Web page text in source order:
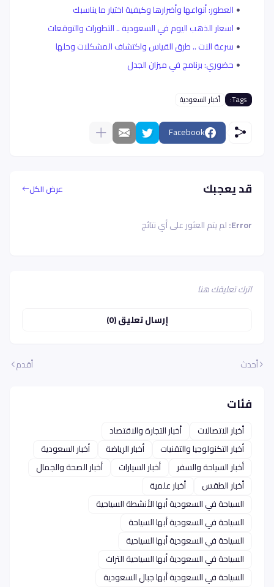
العطور: أنواعها وأضرارها وكيفية اختيار ما يناسبك
اسعار الذهب اليوم في السعودية .. التطورات والتوقعات
سرعة النت .. طرق القياس واكتشاف المشكلات وحلها
حضوري: برنامج في ميزان الجدل
Tags: أخبار السعودية
Facebook
قد يعجبك عرض الكل
Error: لم يتم العثور على أي نتائج
اترك تعليقك هنا
إرسال تعليق (0)
أحدث أقدم
فئات
أخبار الاتصالات
أخبار التجارة والاقتصاد
أخبار التكنولوجيا والتقنيات
أخبار الرياضة
أخبار السعودية
أخبار السياحة والسفر
أخبار السيارات
أخبار الصحة والجمال
أخبار الطقس
أخبار علمية
السياحة في السعودية أبها الأنشطة السياحية
السياحة في السعودية أبها السياحة
السياحة في السعودية أبها السياحية
السياحة في السعودية أبها السياحية التراث
السياحة في السعودية أبها جبال السعودية